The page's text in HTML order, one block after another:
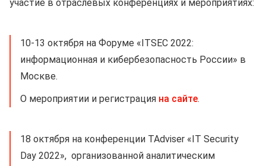
участие в отраслевых конференциях и мероприятиях:
10-13 октября на Форуме «ITSEC 2022:
информационная и кибербезопасность России» в
Москве.
О мероприятии и регистрация на сайте.
18 октября на конференции TAdviser «IT Security
Day 2022», организованной аналитическим